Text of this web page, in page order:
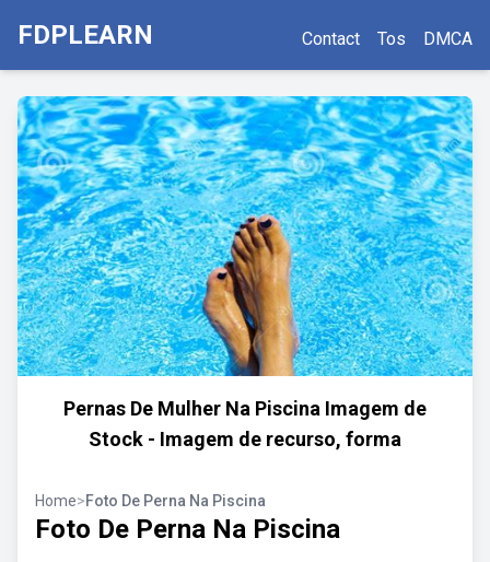
FDPLEARN Contact Tos DMCA
Pernas De Mulher Na Piscina Imagem de
Stock - Imagem de recurso, forma
Home>Foto De Perna Na Piscina
Foto De Perna Na Piscina